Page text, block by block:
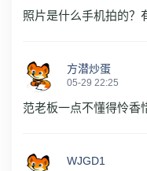
照片是什么手机拍的？
方潜炒蛋
05-29 22:25
范老板一点不懂得怜香
WJGD1